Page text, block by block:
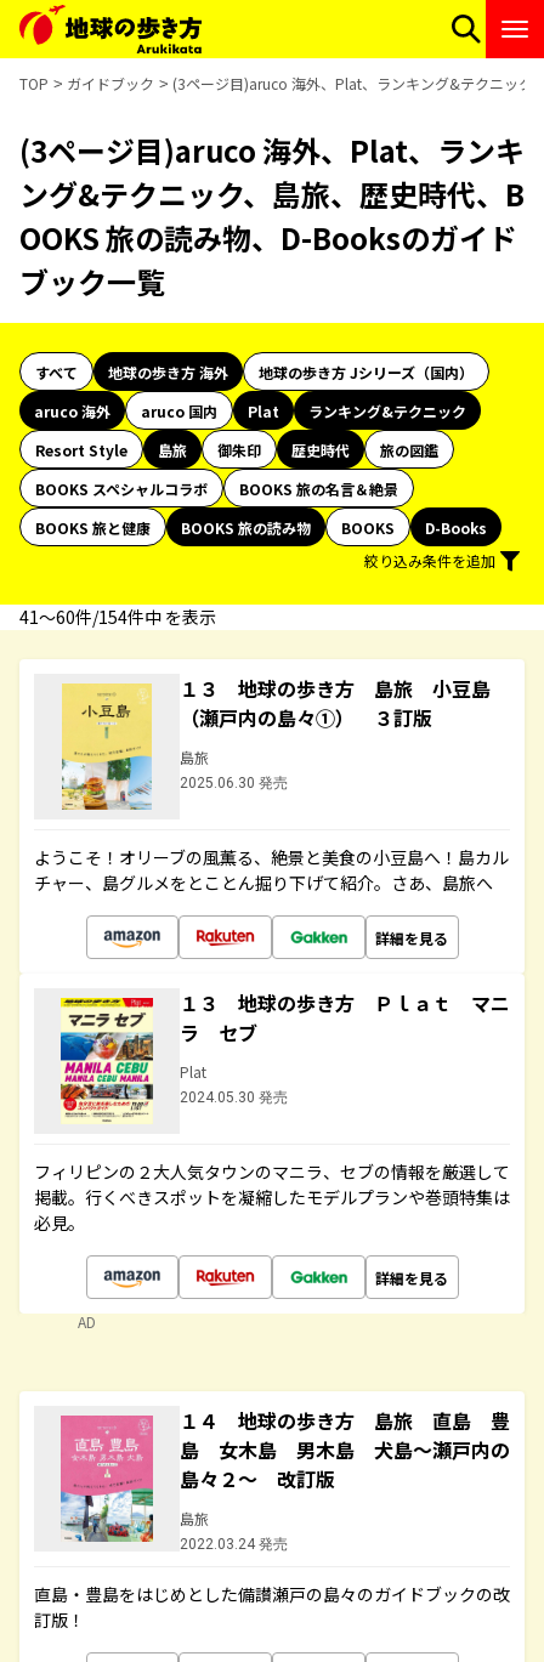
TOP ガイドブック (3ページ目)aruco 海外、Plat、ランキング&テクニック
(3ページ目)aruco 海外、Plat、ランキ
ング&テクニック、島旅、歴史時代、B
OOKS 旅の読み物、D-Booksのガイド
ブック一覧
すべて 地球の歩き方 海外
地球の歩き方 Jシリーズ（国内）
aruco 海外
aruco 国内 Plat
ランキング&テクニック
Resort Style
島旅 御朱印 歴史時代
旅の図鑑
BOOKS スペシャルコラボ
BOOKS 旅の名言＆絶景
BOOKS 旅と健康
BOOKS 旅の読み物 BOOKS
D-Books
絞り込み条件を追加
41〜60件/154件中 を表示
１３ 地球の歩き方 島旅 小豆島
（瀬戸内の島々①） ３訂版
島旅
2025.06.30 発売
ようこそ！オリーブの風薫る、絶景と美食の小豆島へ！島カル
チャー、島グルメをとことん掘り下げて紹介。さあ、島旅へ
詳細を見る
１３ 地球の歩き方 Ｐｌａｔ マニ
ラ セブ
Plat
2024.05.30 発売
フィリピンの２大人気タウンのマニラ、セブの情報を厳選して
掲載。行くべきスポットを凝縮したモデルプランや巻頭特集は
必見。
詳細を見る
AD
１４ 地球の歩き方 島旅 直島 豊
島 女木島 男木島 犬島～瀬戸内の
島々２～ 改訂版
島旅
2022.03.24 発売
直島・豊島をはじめとした備讃瀬戸の島々のガイドブックの改
訂版！